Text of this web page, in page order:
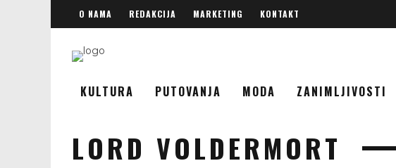
O NAMA REDAKCIJA MARKETING KONTAKT
KULTURA PUTOVANJA MODA ZANIMLJIVOSTI
LORD VOLDERMORT